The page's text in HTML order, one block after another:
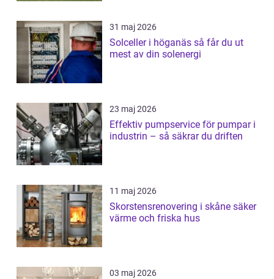
31 maj 2026
Solceller i höganäs så får du ut
mest av din solenergi
23 maj 2026
Effektiv pumpservice för pumpar i
industrin – så säkrar du driften
11 maj 2026
Skorstensrenovering i skåne säker
värme och friska hus
03 maj 2026